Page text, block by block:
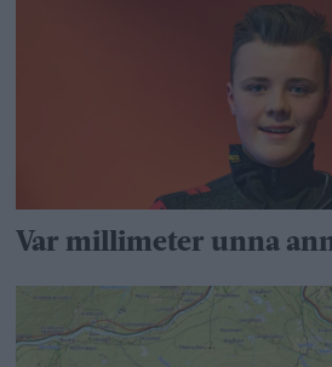
Var millimeter unna